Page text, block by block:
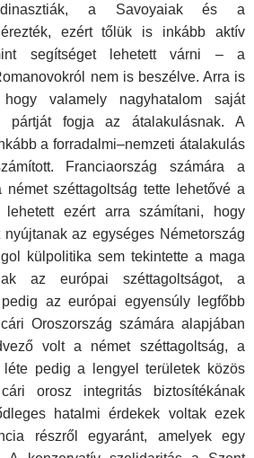
a Savoyaiak és a
ezért tőlük is inkább aktív
segítséget lehetett várni – a
nem is beszélve. Arra is
valamely nagyhatalom saját
pártját fogja az átalakulásnak. A
a forradalmi–nemzeti átalakulás
Franciaország számára a
széttagoltság tette lehetővé a
lehetett ezért arra számítani, hogy
az egységes Németország
külpolitika sem tekintette a maga
az európai széttagoltságot, a
az európai egyensúly legfőbb
Oroszország számára alapjában
volt a német széttagoltság, a
léte pedig a lengyel területek közös
orosz integritás biztosítékának
hatalmi érdekek voltak ezek
részről egyaránt, amelyek egy